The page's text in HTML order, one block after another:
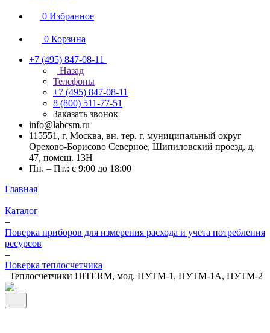
0 Избранное
0 Корзина
+7 (495) 847-08-11
Назад
Телефоны
+7 (495) 847-08-11
8 (800) 511-77-51
Заказать звонок
info@labcsm.ru
115551, г. Москва, вн. тер. г. муниципальный округ
Орехово-Борисово Северное, Шипиловский проезд, д.
47, помещ. 13Н
Пн. – Пт.: с 9:00 до 18:00
Главная
–
Каталог
–
Поверка приборов для измерения расхода и учета потребления
ресурсов
–
Поверка теплосчетчика
–Теплосчетчики HITERM, мод. ПУТМ-1, ПУТМ-1А, ПУТМ-2